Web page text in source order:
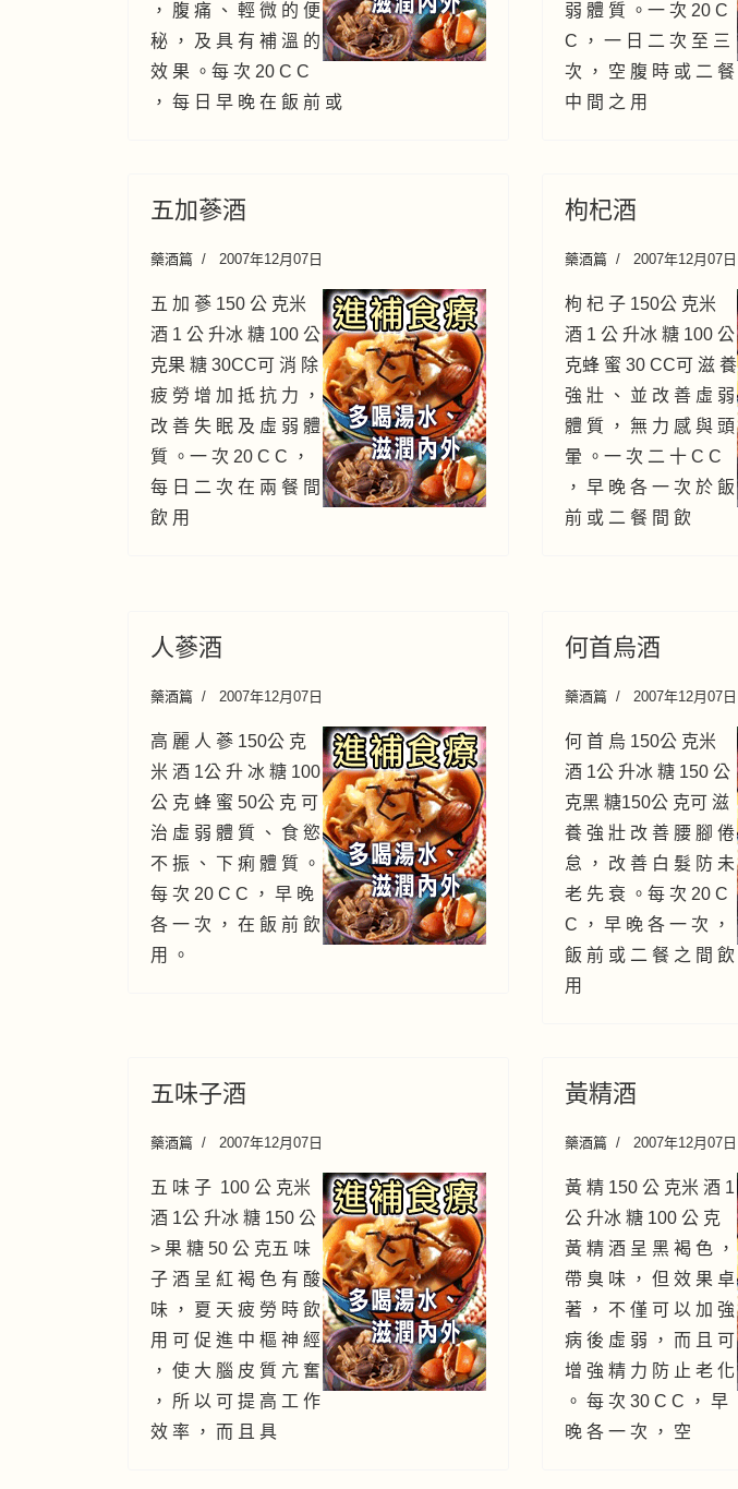
， 腹 痛 、 輕 微 的 便
秘 ， 及 具 有 補 溫 的
效 果 。每 次 20 C C
， 每 日 早 晚 在 飯 前 或
弱 體 質 。一 次 20 C
C ， 一 日 二 次 至 三
次 ， 空 腹 時 或 二 餐
中 間 之 用
五加蔘酒
藥酒篇 2007年12月07日
五 加 蔘 150 公 克米
酒 1 公 升冰 糖 100 公
克果 糖 30CC可 消 除
疲 勞 增 加 抵 抗 力 ，
改 善 失 眠 及 虛 弱 體
質 。一 次 20 C C ，
每 日 二 次 在 兩 餐 間
飲 用
枸杞酒
藥酒篇 2007年12月07日
枸 杞 子 150公 克米
酒 1 公 升冰 糖 100 公
克蜂 蜜 30 CC可 滋 養
強 壯 、 並 改 善 虛 弱
體 質 ， 無 力 感 與 頭
暈 。一 次 二 十 C C
， 早 晚 各 一 次 於 飯
前 或 二 餐 間 飲
人蔘酒
藥酒篇 2007年12月07日
高 麗 人 蔘 150公 克
米 酒 1公 升 冰 糖 100
公 克 蜂 蜜 50公 克 可
治 虛 弱 體 質 、 食 慾
不 振 、 下 痢 體 質 。
每 次 20 C C ， 早 晚
各 一 次 ， 在 飯 前 飲
用 。
何首烏酒
藥酒篇 2007年12月07日
何 首 烏 150公 克米
酒 1公 升冰 糖 150 公
克黑 糖150公 克可 滋
養 強 壯 改 善 腰 腳 倦
怠 ， 改 善 白 髮 防 未
老 先 衰 。每 次 20 C
C ， 早 晚 各 一 次 ，
飯 前 或 二 餐 之 間 飲
用
五味子酒
藥酒篇 2007年12月07日
五 味 子 100 公 克米
酒 1公 升冰 糖 150 公
> 果 糖 50 公 克五 味
子 酒 呈 紅 褐 色 有 酸
味 ， 夏 天 疲 勞 時 飲
用 可 促 進 中 樞 神 經
， 使 大 腦 皮 質 亢 奮
， 所 以 可 提 高 工 作
效 率 ， 而 且 具
黃精酒
藥酒篇 2007年12月07日
黃 精 150 公 克米 酒 1
公 升冰 糖 100 公 克
黃 精 酒 呈 黑 褐 色 ，
帶 臭 味 ， 但 效 果 卓
著 ， 不 僅 可 以 加 強
病 後 虛 弱 ， 而 且 可
增 強 精 力 防 止 老 化
。 每 次 30 C C ， 早
晚 各 一 次 ， 空